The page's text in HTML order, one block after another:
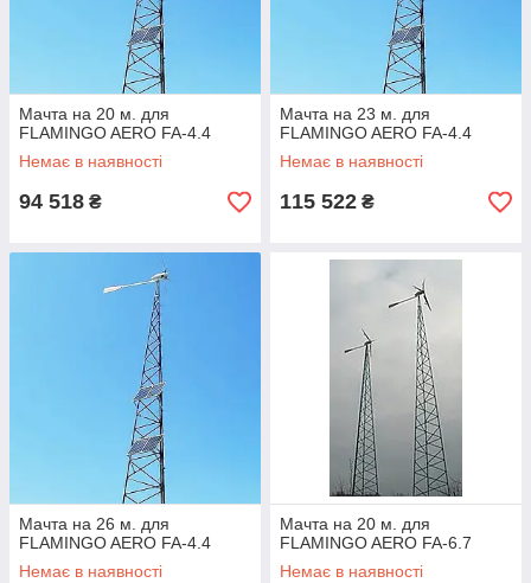
Мачта на 20 м. для
FLAMINGO AERO FA-4.4
Немає в наявності
94 518 ₴
Мачта на 23 м. для
FLAMINGO AERO FA-4.4
Немає в наявності
115 522 ₴
Мачта на 26 м. для
FLAMINGO AERO FA-4.4
Немає в наявності
Мачта на 20 м. для
FLAMINGO AERO FA-6.7
Немає в наявності